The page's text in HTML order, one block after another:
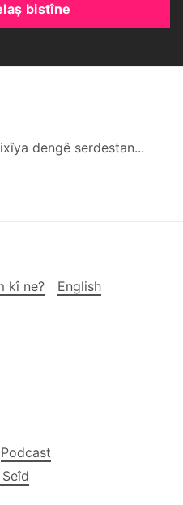
bistîne
dengê serdestan...
kî ne?
English
Podcast